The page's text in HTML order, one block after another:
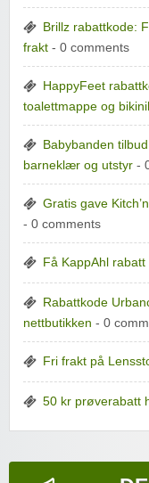
Brillz rabattkode:
frakt - 0 comments
HappyFeet
toalettmappe og
Babybanden
barneklær og utstyr -
Gratis gave
- 0 comments
Få KappAhl rabatt
Rabattkode
nettbutikken - 0
Fri frakt på
50 kr prøverabatt